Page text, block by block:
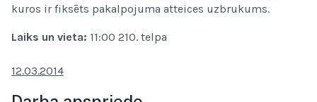
kuros ir fiksēts pakalpojuma atteices uzbrukums.
Laiks un vieta: 11:00 210. telpa
12.03.2014